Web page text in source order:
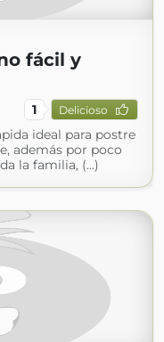
fácil y
1 Delicioso
ideal para postre
además por poco
la familia, (...)